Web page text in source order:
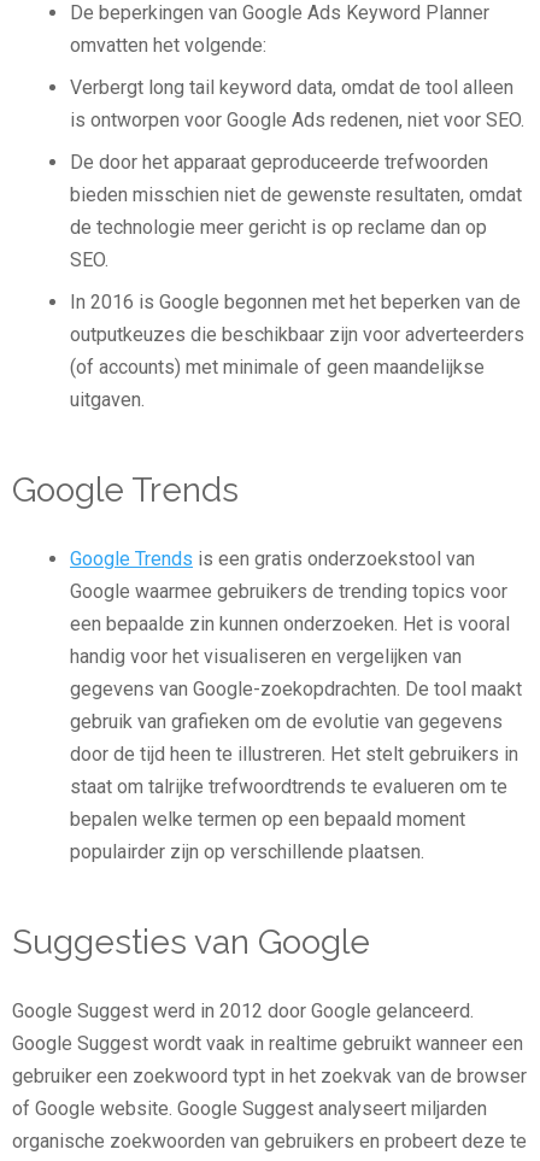
De beperkingen van Google Ads Keyword Planner
omvatten het volgende:
Verbergt long tail keyword data, omdat de tool alleen
is ontworpen voor Google Ads redenen, niet voor SEO.
De door het apparaat geproduceerde trefwoorden
bieden misschien niet de gewenste resultaten, omdat
de technologie meer gericht is op reclame dan op
SEO.
In 2016 is Google begonnen met het beperken van de
outputkeuzes die beschikbaar zijn voor adverteerders
(of accounts) met minimale of geen maandelijkse
uitgaven.
Google Trends
Google Trends is een gratis onderzoekstool van
Google waarmee gebruikers de trending topics voor
een bepaalde zin kunnen onderzoeken. Het is vooral
handig voor het visualiseren en vergelijken van
gegevens van Google-zoekopdrachten. De tool maakt
gebruik van grafieken om de evolutie van gegevens
door de tijd heen te illustreren. Het stelt gebruikers in
staat om talrijke trefwoordtrends te evalueren om te
bepalen welke termen op een bepaald moment
populairder zijn op verschillende plaatsen.
Suggesties van Google
Google Suggest werd in 2012 door Google gelanceerd.
Google Suggest wordt vaak in realtime gebruikt wanneer een
gebruiker een zoekwoord typt in het zoekvak van de browser
of Google website. Google Suggest analyseert miljarden
organische zoekwoorden van gebruikers en probeert deze te